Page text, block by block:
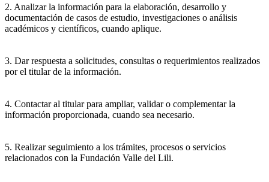
2. Analizar la información para la elaboración, desarrollo y
documentación de casos de estudio, investigaciones o análisis
académicos y científicos, cuando aplique.
3. Dar respuesta a solicitudes, consultas o requerimientos realizados
por el titular de la información.
4. Contactar al titular para ampliar, validar o complementar la
información proporcionada, cuando sea necesario.
5. Realizar seguimiento a los trámites, procesos o servicios
relacionados con la Fundación Valle del Lili.